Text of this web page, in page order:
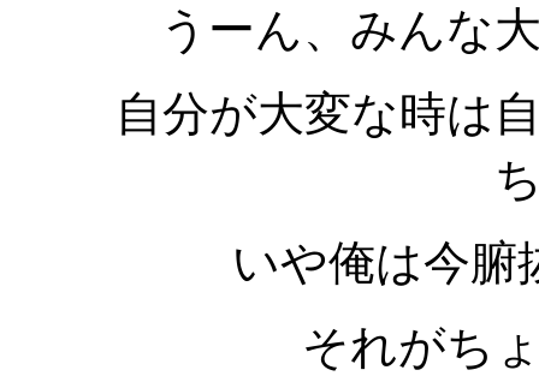
うーん、みんな
自分が大変な時は
いや俺は今腑
それがち